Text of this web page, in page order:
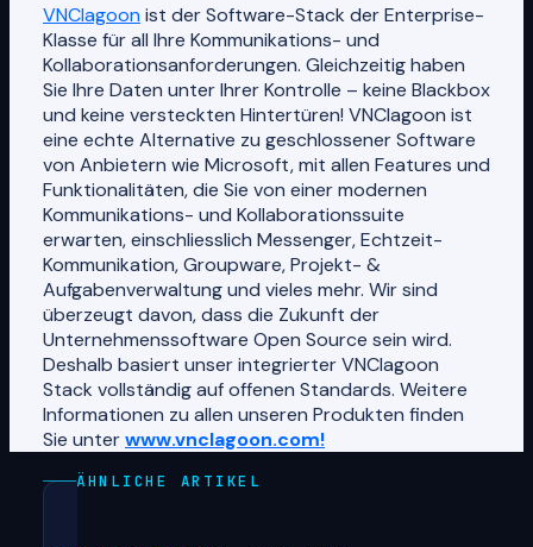
VNClagoon ist der Software-Stack der Enterprise-
Klasse für all Ihre Kommunikations- und
Kollaborationsanforderungen. Gleichzeitig haben
Sie Ihre Daten unter Ihrer Kontrolle – keine Blackbox
und keine versteckten Hintertüren! VNClagoon ist
eine echte Alternative zu geschlossener Software
von Anbietern wie Microsoft, mit allen Features und
Funktionalitäten, die Sie von einer modernen
Kommunikations- und Kollaborationssuite
erwarten, einschliesslich Messenger, Echtzeit-
Kommunikation, Groupware, Projekt- &
Aufgabenverwaltung und vieles mehr. Wir sind
überzeugt davon, dass die Zukunft der
Unternehmenssoftware Open Source sein wird.
Deshalb basiert unser integrierter VNClagoon
Stack vollständig auf offenen Standards. Weitere
Informationen zu allen unseren Produkten finden
Sie unterwww.vnclagoon.com!
ÄHNLICHE ARTIKEL